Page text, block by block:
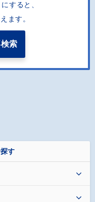
にすると 、
ます。
索
す